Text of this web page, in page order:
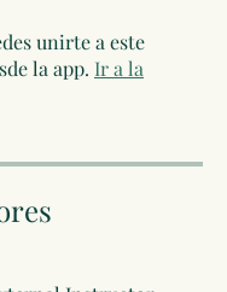
unirte a este
la app. Ir a la